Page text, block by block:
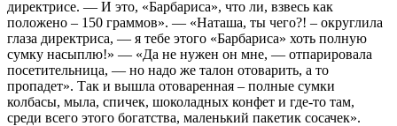
директрисе. — И это, «Барбариса», что ли, взвесь как
положено – 150 граммов». — «Наташа, ты чего?! – округлила
глаза директриса, — я тебе этого «Барбариса» хоть полную
сумку насыплю!» — «Да не нужен он мне, — отпарировала
посетительница, — но надо же талон отоварить, а то
пропадет». Так и вышла отоваренная – полные сумки
колбасы, мыла, спичек, шоколадных конфет и где-то там,
среди всего этого богатства, маленький пакетик сосачек».